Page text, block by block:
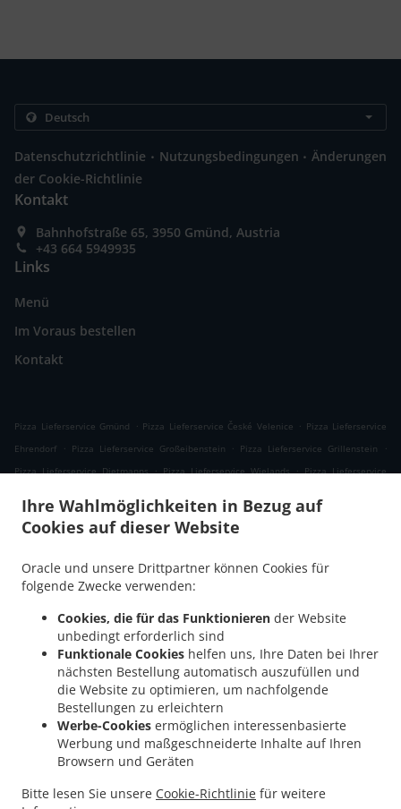
Ihre Wahlmöglichkeiten in Bezug auf
Cookies auf dieser Website
Oracle und unsere Drittpartner können Cookies für
folgende Zwecke verwenden:
Cookies, die für das Funktionieren der Website
unbedingt erforderlich sind
Funktionale Cookies helfen uns, Ihre Daten bei Ihrer
nächsten Bestellung automatisch auszufüllen und
die Website zu optimieren, um nachfolgende
Bestellungen zu erleichtern
Werbe-Cookies ermöglichen interessenbasierte
Werbung und maßgeschneiderte Inhalte auf Ihren
Browsern und Geräten
Bitte lesen Sie unsere Cookie-Richtlinie für weitere
Datenschutzrichtlinie . Nutzungsbedingungen . Änderungen
der Cookie-Richtlinie
Kontakt
Bahnhofstraße 65, 3950 Gmünd, Austria
+43 664 5949935
Links
Menü
Im Voraus bestellen
Kontakt
Pizza Lieferservice Gmünd . Pizza Lieferservice České Velenice . Pizza Lieferservice
Ehrendorf
. Pizza Lieferservice Großeibenstein . Pizza Lieferservice Grillenstein
.
Pizza Lieferservice Dietmanns
. Pizza Lieferservice Wielands . Pizza Lieferservice
Pizza Lieferservice Waldenstein . Pizza Lieferservice Albrechts . Pizza Lieferservice
.
Niederschrems
Pizza Lieferservice Schrems Pizza Lieferservice Nondorf
Lieferservice Groß-Höbarten
Pizza Lieferservice Hörmanns bei Weitra
. Pizza Lieferservice Grünbach .
Pizza Lieferservice Ulrichs
Pizza Lieferservice Brand-Nagelberg
Pizza Lieferservice
. Pizza Lieferservice Altweitra . Pizza Lieferservice Waldhäuseln .
Lieferservice Zehenthöf . Pizza Lieferservice Lekeberg . Pizza Lieferservice Ullrichs
Pizza Lieferservice Nová Ves nad Lužnicí
.
Lieferservice Kleedorf
Pizza Lieferservice Schweiggers .
Pizza Lieferservice
Großreichenbach . Pizza Lieferservice Niederschrems
.